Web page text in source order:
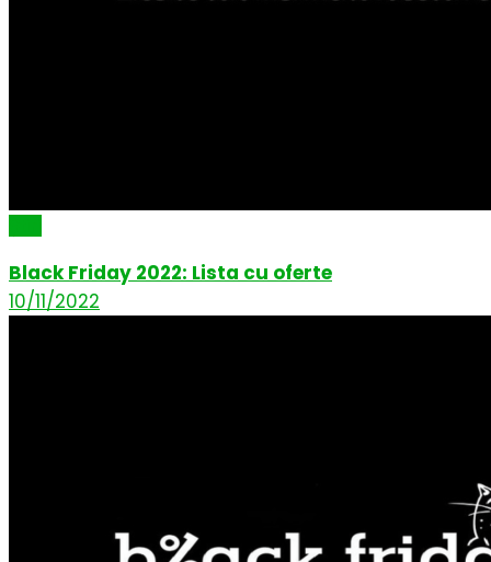
Black Friday 2022: Lista cu oferte
10/11/2022